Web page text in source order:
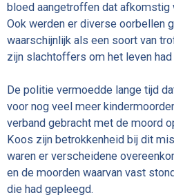
bloed aangetroffen dat afkomstig
Ook werden er diverse oorbellen
waarschijnlijk als een soort van
zijn slachtoffers om het leven had
De politie vermoedde lange tijd
voor nog veel meer
verband gebracht met de moord
Koos zijn betrokkenheid bij dit
waren er verscheidene
en de moorden waarvan vast
die had gepleegd.